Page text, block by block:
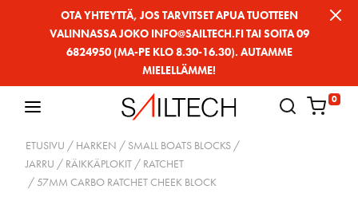
OTA YHTEYTTÄ, JOS TARVITSET APUA TUOTTEEN
VALINNASSA JOKO INFO@SAILTECH.FI TAI SOITA 09
6824950 (MA-PE KLO 8.30-16.30). AUTAMME
MIELELLÄMME!
0
ETUSIVU / HARKEN / SMALL BOATS BLOCKS /
JARRU / RÄIKKÄPLOKIT / RATCHET
/ 57MM CARBO RATCHET CHEEK BLOCK